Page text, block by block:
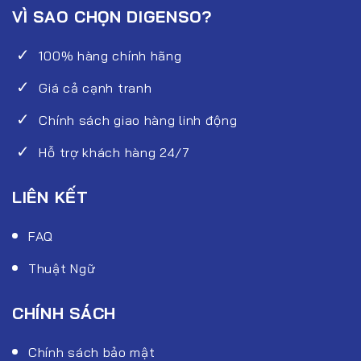
VÌ SAO CHỌN DIGENSO?
100% hàng chính hãng
Giá cả cạnh tranh
Chính sách giao hàng linh động
Hỗ trợ khách hàng 24/7
LIÊN KẾT
FAQ
Thuật Ngữ
CHÍNH SÁCH
Chính sách bảo mật